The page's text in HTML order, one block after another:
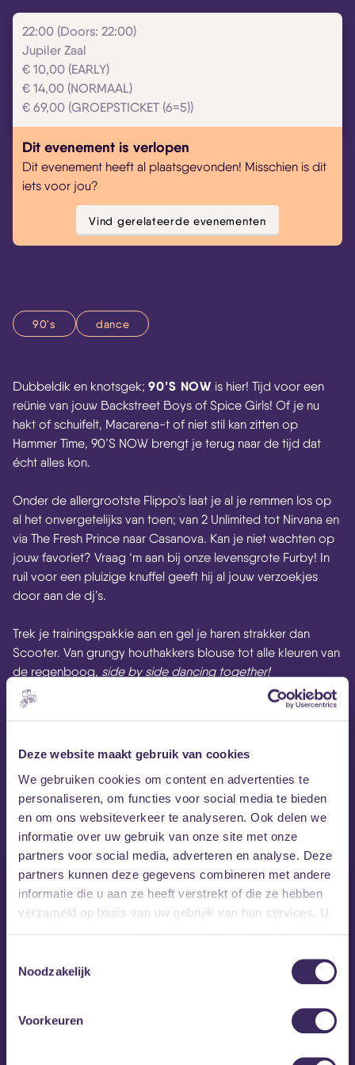
Deze website maakt gebruik van cookies
We gebruiken cookies om content en advertenties te
personaliseren, om functies voor social media te bieden
en om ons websiteverkeer te analyseren. Ook delen we
informatie over uw gebruik van onze site met onze
partners voor social media, adverteren en analyse. Deze
partners kunnen deze gegevens combineren met andere
informatie die u aan ze heeft verstrekt of die ze hebben
verzameld op basis van uw gebruik van hun services. U
Noodzakelijk
Voorkeuren
22:00 (Doors: 22:00)
Jupiler Zaal
€ 10,00 (EARLY)
€ 14,00 (NORMAAL)
€ 69,00 (GROEPSTICKET (6=5))
Dit evenement is verlopen
Dit evenement heeft al plaatsgevonden! Misschien is dit
iets voor jou?
Vind gerelateerde evenementen
90's dance
Dubbeldik en knotsgek; 90’S NOW is hier! Tijd voor een
reünie van jouw Backstreet Boys of Spice Girls! Of je nu
hakt of schuifelt, Macarena-t of niet stil kan zitten op
Hammer Time, 90’S NOW brengt je terug naar de tijd dat
écht alles kon.
Onder de allergrootste Flippo’s laat je al je remmen los op
al het onvergetelijks van toen; van 2 Unlimited tot Nirvana en
via The Fresh Prince naar Casanova. Kan je niet wachten op
jouw favoriet? Vraag ‘m aan bij onze levensgrote Furby! In
ruil voor een pluizige knuffel geeft hij al jouw verzoekjes
door aan de dj’s.
Trek je trainingspakkie aan en gel je haren strakker dan
Scooter. Van grungy houthakkers blouse tot alle kleuren van
de regenboog, side by side dancing together!
90’S NOW is niet voor niets De Enige Echte.
Minimum leeftijd voor toegang is 18 jaar.
MEZZ tipt